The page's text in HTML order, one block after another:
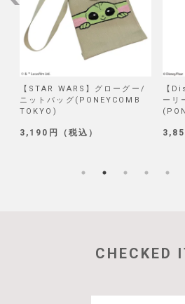
【STAR WARS】グローグー/
ニットバッグ(PONEYCOMB
TOKYO)
3,190円（税込）
【
ーリ
CHECKED